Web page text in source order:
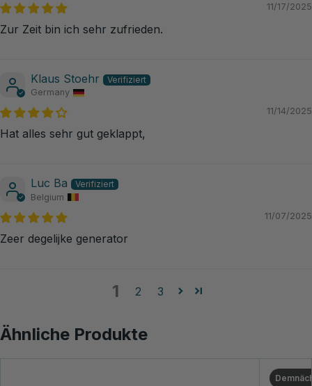
11/17/2025
Zur Zeit bin ich sehr zufrieden.
Klaus Stoehr
Germany
11/14/2025
Hat alles sehr gut geklappt,
Luc Ba
Belgium
11/07/2025
Zeer degelijke generator
1 2 3
Ähnliche Produkte